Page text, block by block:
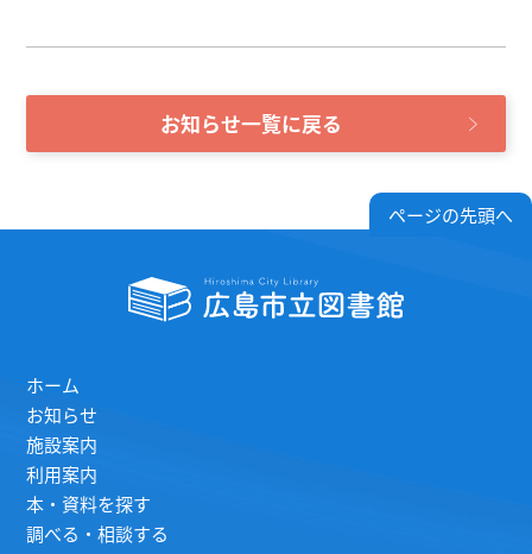
お知らせ一覧に戻る
ページの先頭へ
ホーム
お知らせ
施設案内
利用案内
本・資料を探す
調べる・相談する